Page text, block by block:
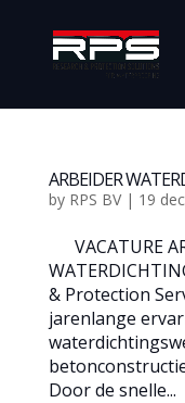
ARBEIDER
by RPS BV| 19
VACATURE
& Protection
jarenlange
Door de snelle...